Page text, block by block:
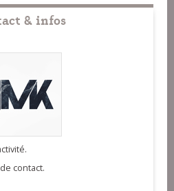
& infos
contact.